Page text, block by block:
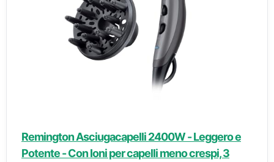
Remington Asciugacapelli 2400W - Leggero e
Potente - Con Ioni per capelli meno crespi, 3